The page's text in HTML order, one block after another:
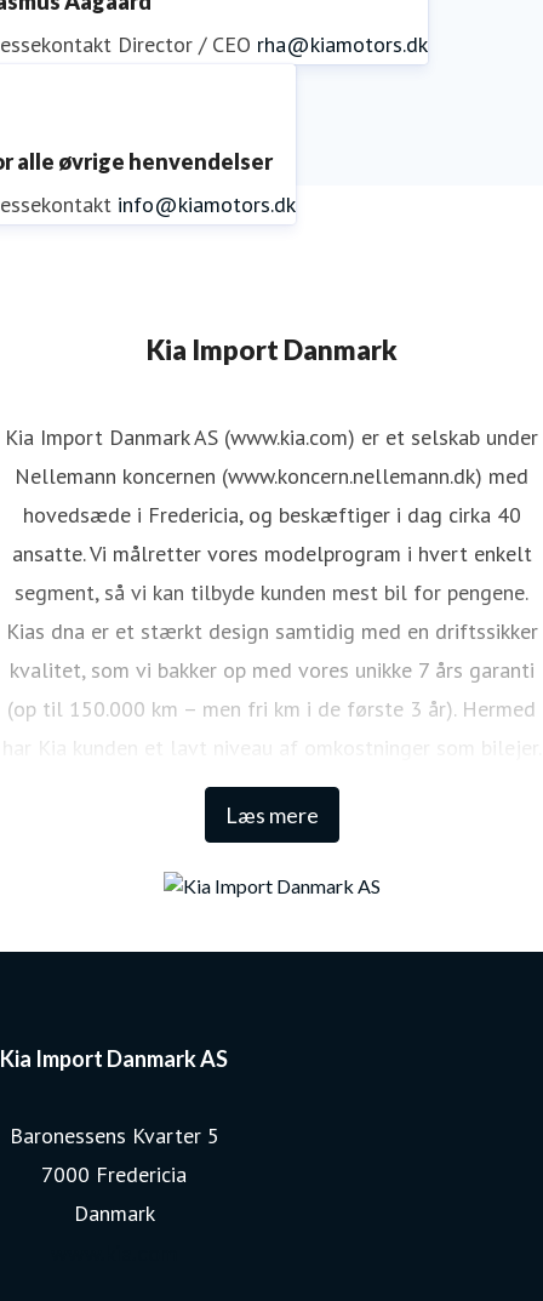
Director / CEO rha@kiamotors.dk
alle øvrige henvendelser
info@kiamotors.dk
Kia Import Danmark
Læs mere
Kia Import Danmark AS (www.kia.com) er et selskab under
Nellemann koncernen (www.koncern.nellemann.dk) med
hovedsæde i Fredericia, og beskæftiger i dag cirka 40
ansatte. Vi målretter vores modelprogram i hvert enkelt
segment, så vi kan tilbyde kunden mest bil for pengene.
Kias dna er et stærkt design samtidig med en driftssikker
kvalitet, som vi bakker op med vores unikke 7 års garanti
(op til 150.000 km – men fri km i de første 3 år). Hermed
har Kia kunden et lavt niveau af omkostninger som bilejer.
Den lange garanti sikrer samtidig én af de højeste
restværdier i markedet.
Kia Import Danmark AS
Baronessens Kvarter 5
7000 Fredericia
Danmark